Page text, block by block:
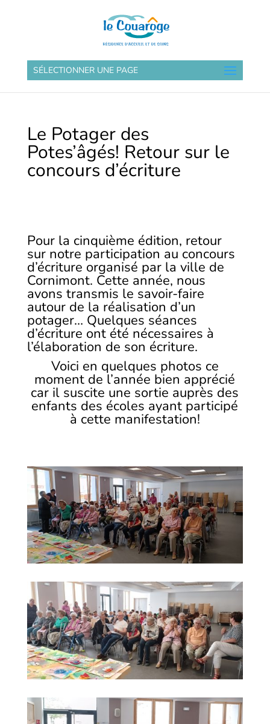
SÉLECTIONNER UNE PAGE
Le Potager des
Potes’âgés! Retour sur le
concours d’écriture
Pour la cinquième édition, retour
sur notre participation au concours
d’écriture organisé par la ville de
Cornimont. Cette année, nous
avons transmis le savoir-faire
autour de la réalisation d’un
potager… Quelques séances
d’écriture ont été nécessaires à
l’élaboration de son écriture.
Voici en quelques photos ce
moment de l’année bien apprécié
car il suscite une sortie auprès des
enfants des écoles ayant participé
à cette manifestation!